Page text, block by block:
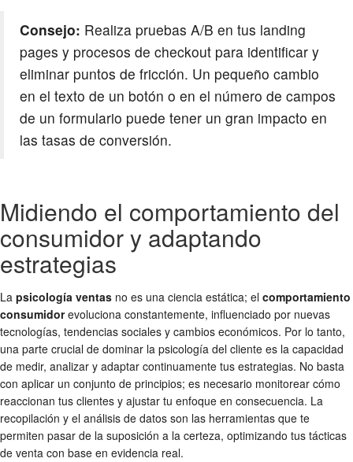
Consejo: Realiza pruebas A/B en tus landing
pages y procesos de checkout para identificar y
eliminar puntos de fricción. Un pequeño cambio
en el texto de un botón o en el número de campos
de un formulario puede tener un gran impacto en
las tasas de conversión.
Midiendo el comportamiento del
consumidor y adaptando
estrategias
La psicología ventas no es una ciencia estática; el comportamiento
consumidorevoluciona constantemente, influenciado por nuevas
tecnologías, tendencias sociales y cambios económicos. Por lo tanto,
una parte crucial de dominar la psicología del cliente es la capacidad
de medir, analizar y adaptar continuamente tus estrategias. No basta
con aplicar un conjunto de principios; es necesario monitorear cómo
reaccionan tus clientes y ajustar tu enfoque en consecuencia. La
recopilación y el análisis de datos son las herramientas que te
permiten pasar de la suposición a la certeza, optimizando tus tácticas
de venta con base en evidencia real.